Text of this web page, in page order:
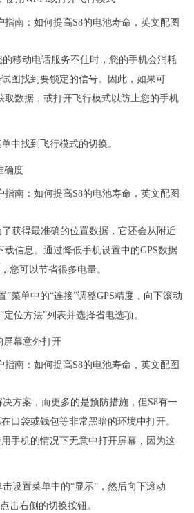
移动电话服务不佳时，您的手机会消耗
图找到要锁定的信号。因此，如果可
取数据，或打开飞行模式以防止您的手机
中找到飞行模式的切换。
确度
了获得最准确的位置数据，它还会从附近
载信息。通过降低手机设置中的GPS数据
您可以节省很多电量。
”菜单中的“连接”调整GPS精度，向下滚动
位方法”列表并选择省电选项。
屏幕意外打开
方案，而更多的是预防措施，但S8有一
口袋或钱包等非常黑暗的环境中打开。
手机的情况下无意中打开屏幕，因为这
设置菜单中的“显示”，然后向下滚动
击右侧的切换按钮。